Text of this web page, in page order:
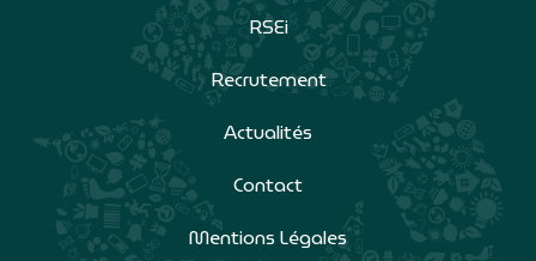
RSEi
Recrutement
Actualités
Contact
Mentions Légales